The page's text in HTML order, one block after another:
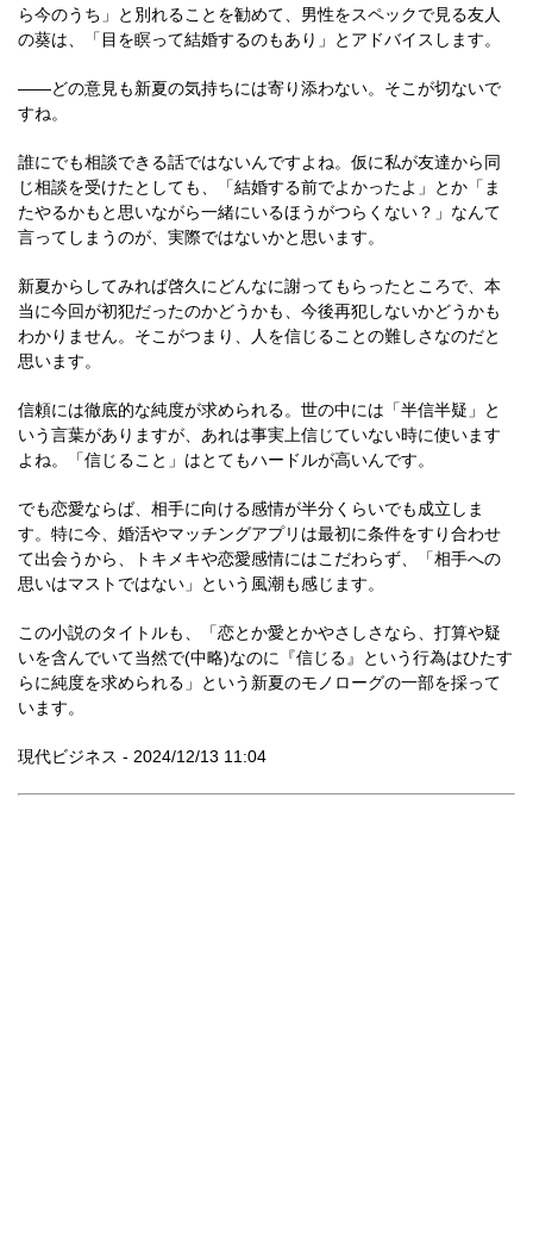
ら今のうち」と別れることを勧めて、男性をスペックで見る友人
の葵は、「目を瞑って結婚するのもあり」とアドバイスします。
――どの意見も新夏の気持ちには寄り添わない。そこが切ないで
すね。
誰にでも相談できる話ではないんですよね。仮に私が友達から同
じ相談を受けたとしても、「結婚する前でよかったよ」とか「ま
たやるかもと思いながら一緒にいるほうがつらくない？」なんて
言ってしまうのが、実際ではないかと思います。
新夏からしてみれば啓久にどんなに謝ってもらったところで、本
当に今回が初犯だったのかどうかも、今後再犯しないかどうかも
わかりません。そこがつまり、人を信じることの難しさなのだと
思います。
信頼には徹底的な純度が求められる。世の中には「半信半疑」と
いう言葉がありますが、あれは事実上信じていない時に使います
よね。「信じること」はとてもハードルが高いんです。
でも恋愛ならば、相手に向ける感情が半分くらいでも成立しま
す。特に今、婚活やマッチングアプリは最初に条件をすり合わせ
て出会うから、トキメキや恋愛感情にはこだわらず、「相手への
思いはマストではない」という風潮も感じます。
この小説のタイトルも、「恋とか愛とかやさしさなら、打算や疑
いを含んでいて当然で(中略)なのに『信じる』という行為はひたす
らに純度を求められる」という新夏のモノローグの一部を採って
います。
現代ビジネス - 2024/12/13 11:04